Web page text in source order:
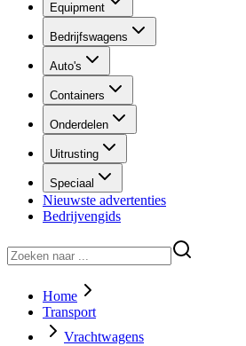
Equipment
Bedrijfswagens
Auto's
Containers
Onderdelen
Uitrusting
Speciaal
Nieuwste advertenties
Bedrijvengids
Home
Transport
Vrachtwagens